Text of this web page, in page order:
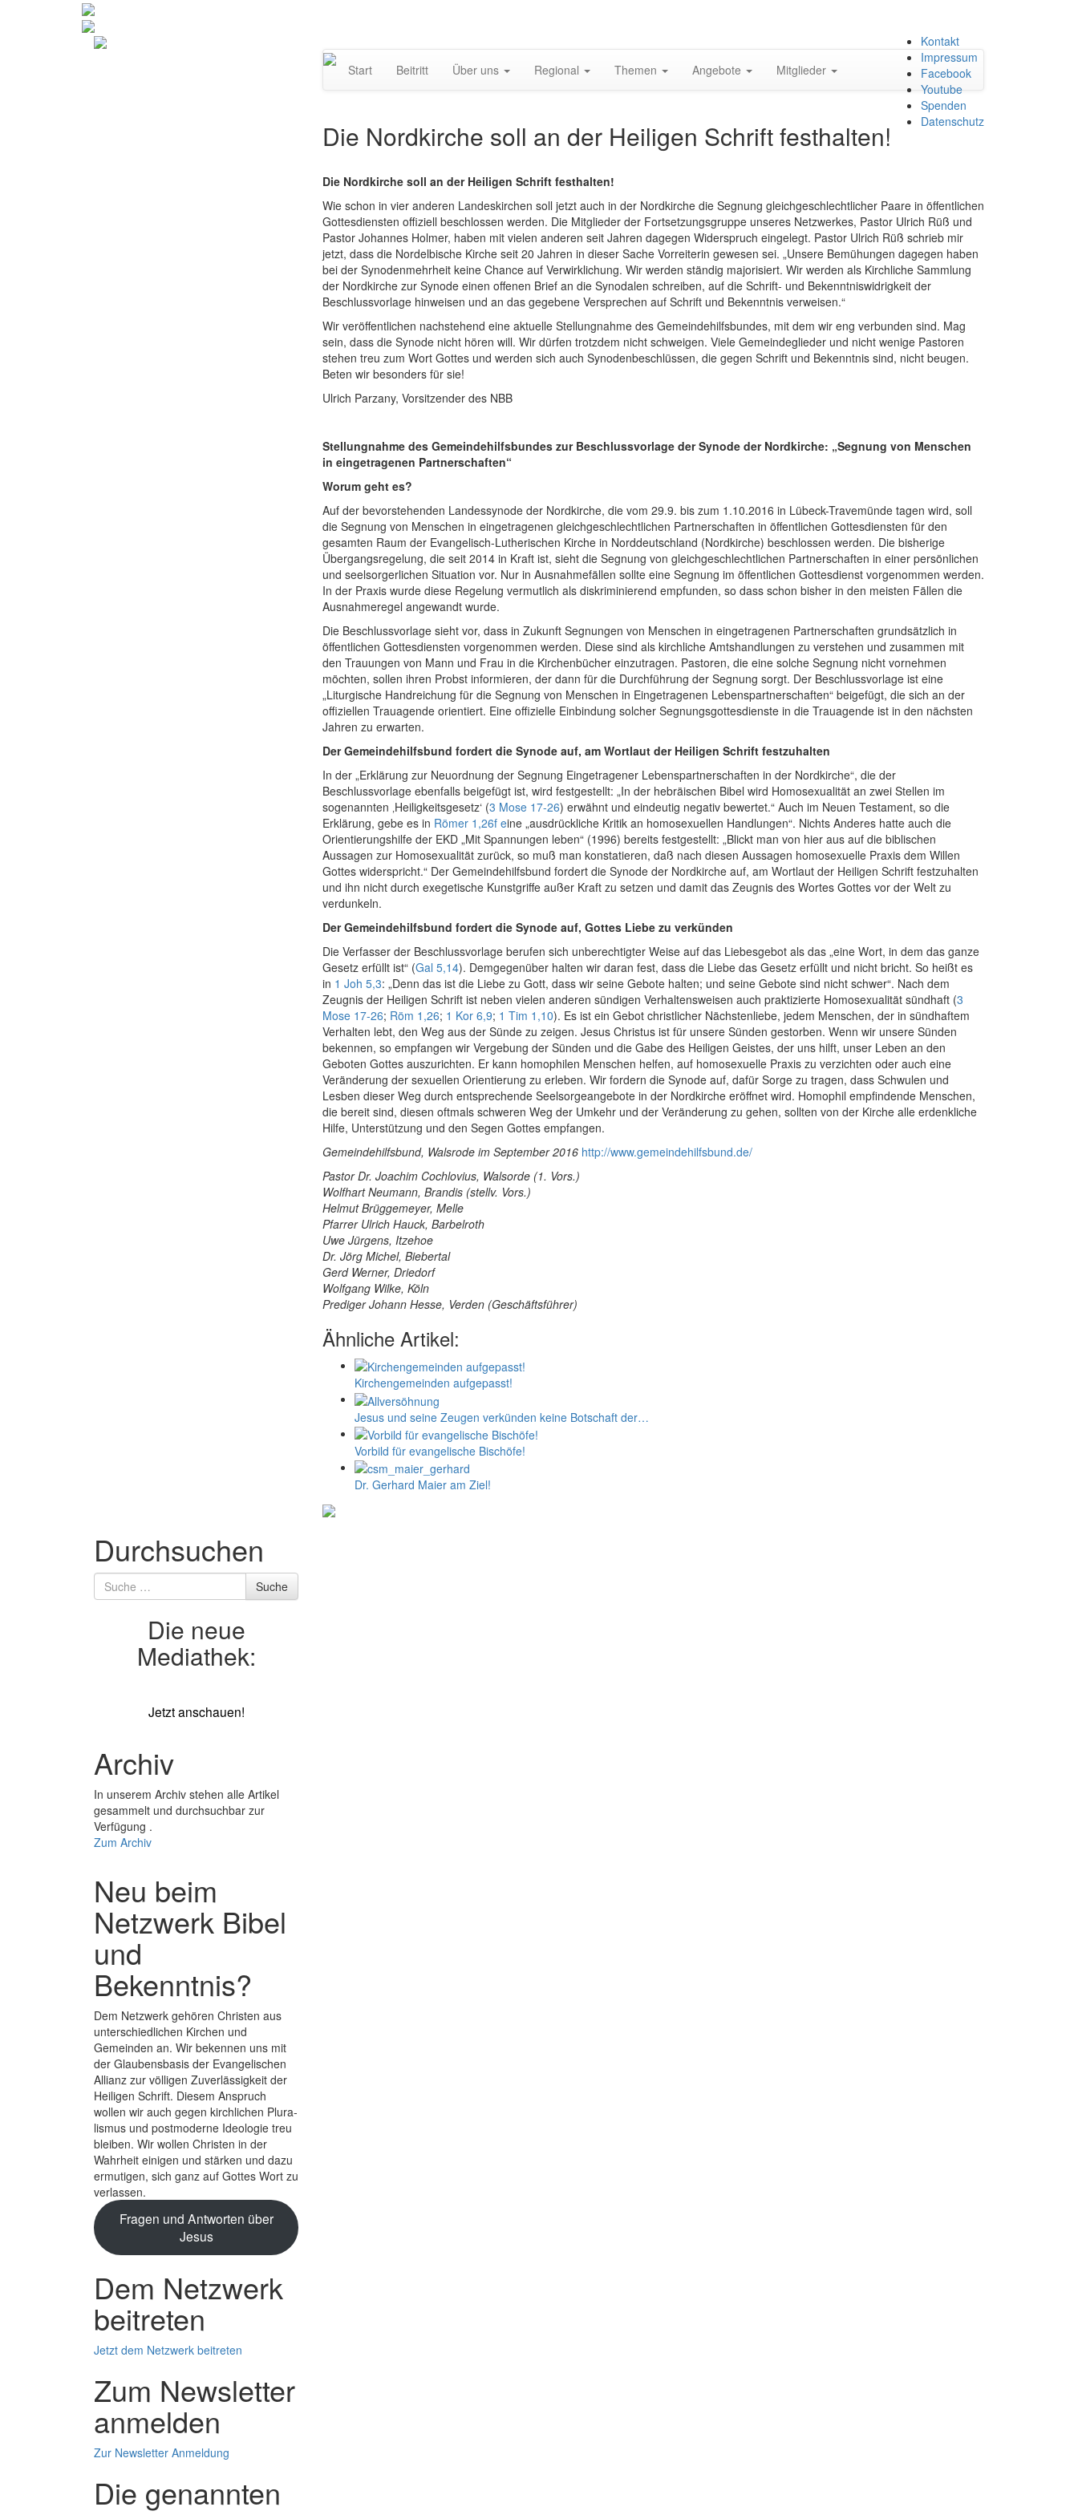
springen
Kontakt
Impressum
Facebook
Youtube
Spenden
Datenschutz
Navigation
umschalten
Start Beitritt Über uns Regional Themen Angebote Mitglieder
Die Nordkirche soll an der Heiligen Schrift festhalten!
Die Nordkirche soll an der Heiligen Schrift festhalten!
Wie schon in vier anderen Landeskirchen soll jetzt auch in der Nordkirche die Segnung gleichgeschlechtlicher Paare in öffentlichen
Gottesdiensten offiziell beschlossen werden. Die Mitglieder der Fortsetzungsgruppe unseres Netzwerkes, Pastor Ulrich Rüß und
Pastor Johannes Holmer, haben mit vielen anderen seit Jahren dagegen Widerspruch eingelegt. Pastor Ulrich Rüß schrieb mir
jetzt, dass die Nordelbische Kirche seit 20 Jahren in dieser Sache Vorreiterin gewesen sei. „Unsere Bemühungen dagegen haben
bei der Synodenmehrheit keine Chance auf Verwirklichung. Wir werden ständig majorisiert. Wir werden als Kirchliche Sammlung
der Nordkirche zur Synode einen offenen Brief an die Synodalen schreiben, auf die Schrift- und Bekenntniswidrigkeit der
Beschlussvorlage hinweisen und an das gegebene Versprechen auf Schrift und Bekenntnis verweisen.“
Wir veröffentlichen nachstehend eine aktuelle Stellungnahme des Gemeindehilfsbundes, mit dem wir eng verbunden sind. Mag
sein, dass die Synode nicht hören will. Wir dürfen trotzdem nicht schweigen. Viele Gemeindeglieder und nicht wenige Pastoren
stehen treu zum Wort Gottes und werden sich auch Synodenbeschlüssen, die gegen Schrift und Bekenntnis sind, nicht beugen.
Beten wir besonders für sie!
Ulrich Parzany, Vorsitzender des NBB
Stellungnahme des Gemeindehilfsbundes zur Beschlussvorlage der Synode der Nordkirche: „Segnung von Menschen
in eingetragenen Partnerschaften“
Worum geht es?
Auf der bevorstehenden Landessynode der Nordkirche, die vom 29.9. bis zum 1.10.2016 in Lübeck-Travemünde tagen wird, soll
die Segnung von Menschen in eingetragenen gleichgeschlechtlichen Partnerschaften in öffentlichen Gottesdiensten für den
gesamten Raum der Evangelisch-Lutherischen Kirche in Norddeutschland (Nordkirche) beschlossen werden. Die bisherige
Übergangsregelung, die seit 2014 in Kraft ist, sieht die Segnung von gleichgeschlechtlichen Partnerschaften in einer persönlichen
und seelsorgerlichen Situation vor. Nur in Ausnahmefällen sollte eine Segnung im öffentlichen Gottesdienst vorgenommen werden.
In der Praxis wurde diese Regelung vermutlich als diskriminierend empfunden, so dass schon bisher in den meisten Fällen die
Ausnahmeregel angewandt wurde.
Die Beschlussvorlage sieht vor, dass in Zukunft Segnungen von Menschen in eingetragenen Partnerschaften grundsätzlich in
öffentlichen Gottesdiensten vorgenommen werden. Diese sind als kirchliche Amtshandlungen zu verstehen und zusammen mit
den Trauungen von Mann und Frau in die Kirchenbücher einzutragen. Pastoren, die eine solche Segnung nicht vornehmen
möchten, sollen ihren Probst informieren, der dann für die Durchführung der Segnung sorgt. Der Beschlussvorlage ist eine
„Liturgische Handreichung für die Segnung von Menschen in Eingetragenen Lebenspartnerschaften“ beigefügt, die sich an der
offiziellen Trauagende orientiert. Eine offizielle Einbindung solcher Segnungsgottesdienste in die Trauagende ist in den nächsten
Jahren zu erwarten.
Der Gemeindehilfsbund fordert die Synode auf, am Wortlaut der Heiligen Schrift festzuhalten
In der „Erklärung zur Neuordnung der Segnung Eingetragener Lebenspartnerschaften in der Nordkirche“, die der
Beschlussvorlage ebenfalls beigefügt ist, wird festgestellt: „In der hebräischen Bibel wird Homosexualität an zwei Stellen im
sogenannten ‚Heiligkeitsgesetz‘ (3 Mose 17-26) erwähnt und eindeutig negativ bewertet.“ Auch im Neuen Testament, so die
Erklärung, gebe es in Römer 1,26f eine „ausdrückliche Kritik an homosexuellen Handlungen“. Nichts Anderes hatte auch die
Orientierungshilfe der EKD „Mit Spannungen leben“ (1996) bereits festgestellt: „Blickt man von hier aus auf die biblischen
Aussagen zur Homosexualität zurück, so muß man konstatieren, daß nach diesen Aussagen homosexuelle Praxis dem Willen
Gottes widerspricht.“ Der Gemeindehilfsbund fordert die Synode der Nordkirche auf, am Wortlaut der Heiligen Schrift festzuhalten
und ihn nicht durch exegetische Kunstgriffe außer Kraft zu setzen und damit das Zeugnis des Wortes Gottes vor der Welt zu
verdunkeln.
Der Gemeindehilfsbund fordert die Synode auf, Gottes Liebe zu verkünden
Die Verfasser der Beschlussvorlage berufen sich unberechtigter Weise auf das Liebesgebot als das „eine Wort, in dem das ganze
Gesetz erfüllt ist“ (Gal 5,14). Demgegenüber halten wir daran fest, dass die Liebe das Gesetz erfüllt und nicht bricht. So heißt es
in 1 Joh 5,3: „Denn das ist die Liebe zu Gott, dass wir seine Gebote halten; und seine Gebote sind nicht schwer“. Nach dem
Zeugnis der Heiligen Schrift ist neben vielen anderen sündigen Verhaltensweisen auch praktizierte Homosexualität sündhaft (3
Mose 17-26; Röm 1,26; 1 Kor 6,9; 1 Tim 1,10). Es ist ein Gebot christlicher Nächstenliebe, jedem Menschen, der in sündhaftem
Verhalten lebt, den Weg aus der Sünde zu zeigen. Jesus Christus ist für unsere Sünden gestorben. Wenn wir unsere Sünden
bekennen, so empfangen wir Vergebung der Sünden und die Gabe des Heiligen Geistes, der uns hilft, unser Leben an den
Geboten Gottes auszurichten. Er kann homophilen Menschen helfen, auf homosexuelle Praxis zu verzichten oder auch eine
Veränderung der sexuellen Orientierung zu erleben. Wir fordern die Synode auf, dafür Sorge zu tragen, dass Schwulen und
Lesben dieser Weg durch entsprechende Seelsorgeangebote in der Nordkirche eröffnet wird. Homophil empfindende Menschen,
die bereit sind, diesen oftmals schweren Weg der Umkehr und der Veränderung zu gehen, sollten von der Kirche alle erdenkliche
Hilfe, Unterstützung und den Segen Gottes empfangen.
Gemeindehilfsbund, Walsrode im September 2016 http://www.gemeindehilfsbund.de/
Pastor Dr. Joachim Cochlovius, Walsorde (1. Vors.)
Wolfhart Neumann, Brandis (stellv. Vors.)
Helmut Brüggemeyer, Melle
Pfarrer Ulrich Hauck, Barbelroth
Uwe Jürgens, Itzehoe
Dr. Jörg Michel, Biebertal
Gerd Werner, Driedorf
Wolfgang Wilke, Köln
Prediger Johann Hesse, Verden (Geschäftsführer)
Ähnliche Artikel:
Kirchengemeinden aufgepasst!
Jesus und seine Zeugen verkünden keine Botschaft der…
Vorbild für evangelische Bischöfe!
Dr. Gerhard Maier am Ziel!
Durchsuchen
Suche
nach
Suche
Die neue
Mediathek:
Jetzt anschauen!
Archiv
In unserem Archiv stehen alle Artikel
gesammelt und durchsuchbar zur
Verfügung .
Zum Archiv
Neu beim
Netzwerk Bibel
und
Bekenntnis?
Dem Netzwerk gehören Christen aus
unterschiedlichen Kirchen und
Gemeinden an. Wir bekennen uns mit
der Glaubens­basis der Evange­lischen
Allianz zur völligen Zuver­lässigkeit der
Heiligen Schrift. Diesem Anspruch
wollen wir auch gegen kirchlichen Plura­
lismus und post­moderne Ideologie treu
bleiben. Wir wollen Christen in der
Wahrheit einigen und stärken und dazu
ermutigen, sich ganz auf Gottes Wort zu
verlassen.
Fragen und Antworten über
Jesus
Dem Netzwerk
beitreten
Jetzt dem Netzwerk beitreten
Zum Newsletter
anmelden
Zur Newsletter Anmeldung
Die genannten